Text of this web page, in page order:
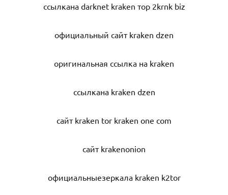
ссылкана darknet kraken тор 2krnk biz
официальный сайт kraken dzen
оригинальная ссылка на kraken
ссылкана kraken dzen
сайт kraken tor kraken one com
сайт krakenonion
официальныезеркала kraken k2tor